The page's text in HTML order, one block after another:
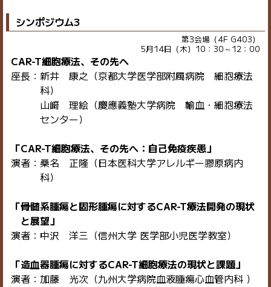
シンポジウム3
第3会場（4F G403）
5月14日（木）10：30～12：00
CAR-T細胞療法、その先へ
座長：新井 康之（京都大学医学部附属病院 細胞療法
科）
山﨑 理絵（慶應義塾大学病院 輸血・細胞療法
センター）
「CAR-T細胞療法、その先へ：自己免疫疾患」
演者：桑名 正隆（日本医科大学アレルギー膠原病内
科）
「骨髄系腫瘍と固形腫瘍に対するCAR-T療法開発の現状
と展望」
演者：中沢 洋三（信州大学 医学部小児医学教室）
「造血器腫瘍に対するCAR-T細胞療法の現状と課題」
演者：加藤 光次（九州大学病院血液腫瘍心血管内科 ）